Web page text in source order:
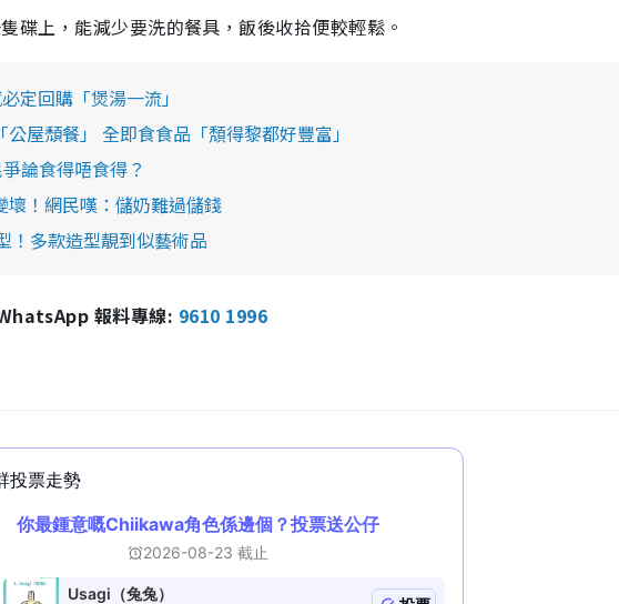
碟上，能減少要洗的餐具，飯後收拾便較輕鬆。
定回購「煲湯一流」
公屋頹餐」 全即食食品「頽得黎都好豐富」
論食得唔食得？
！網民嘆：儲奶難過儲錢
！多款造型靚到似藝術品
報料專線: 9610 1996